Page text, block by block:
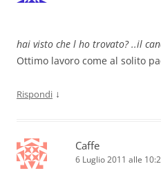
hai visto che l ho trovato? ..il
Ottimo lavoro come al solito
Rispondi ↓
Caffe
6 Luglio 2011 alle